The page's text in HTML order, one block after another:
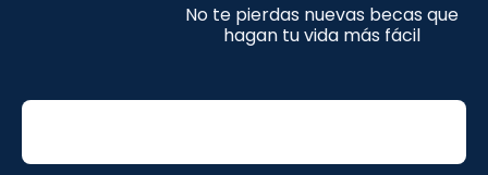
No te pierdas nuevas becas que
hagan tu vida más fácil
Email